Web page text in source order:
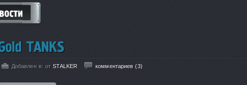
Добавлен в:отSTALKER комментариев (3)